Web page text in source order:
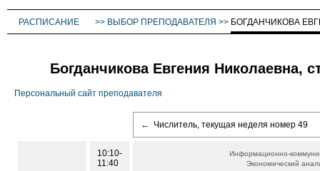
РАСПИСАНИЕ >> ВЫБОР ПРЕПОДАВАТЕЛЯ >> БОГДАНЧИКОВА
Богданчикова Евгения Николаевна,
Персональный сайт преподавателя
← Числитель, текущая неделя номер 49
10:10-
11:40
Информационно-
Экономический